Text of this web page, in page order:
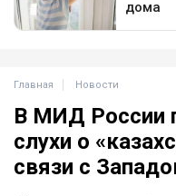
Главная Новости
В МИД России
слухи о
связи с